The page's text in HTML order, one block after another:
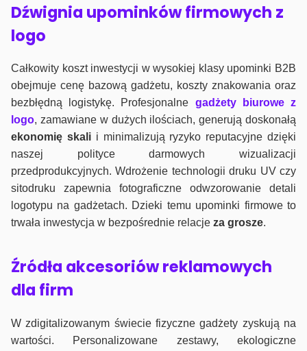
Dźwignia upominków firmowych z
logo
Całkowity koszt inwestycji w wysokiej klasy upominki B2B
obejmuje cenę bazową gadżetu, koszty znakowania oraz
bezbłędną logistykę. Profesjonalne gadżety biurowe z
logo, zamawiane w dużych ilościach, generują doskonałą
ekonomię skalii minimalizują ryzyko reputacyjne dzięki
naszej polityce darmowych wizualizacji
przedprodukcyjnych. Wdrożenie technologii druku UV czy
sitodruku zapewnia fotograficzne odwzorowanie detali
logotypu na gadżetach. Dzieki temu upominki firmowe to
trwała inwestycja w bezpośrednie relacje za grosze.
Źródła akcesoriów reklamowych
dla firm
W zdigitalizowanym świecie fizyczne gadżety zyskują na
wartości. Personalizowane zestawy, ekologiczne